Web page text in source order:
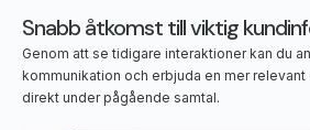
Snabb åtkomst till viktig
Genom att se tidigare interaktioner kan du
kommunikation och erbjuda en mer
direkt under pågående samtal.